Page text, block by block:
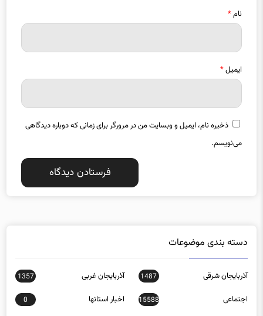
نام*
ایمیل*
ذخیره نام، ایمیل و وبسایت من در مرورگر برای زمانی که دوباره دیدگاهی
می‌نویسم.
دسته بندی موضوعات
آذربایجان شرقی 1487 آذربایجان غربی 1357
اجتماعی 15588 اخبار استانها 0